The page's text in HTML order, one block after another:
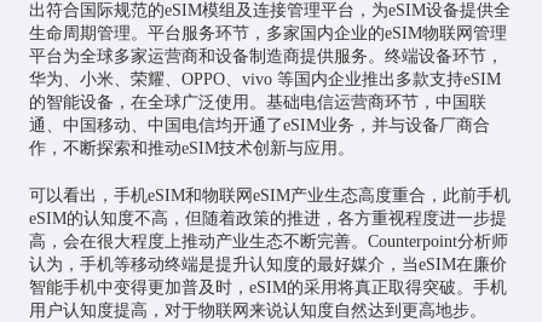
出符合国际规范的eSIM模组及连接管理平台，为eSIM设备提供全
生命周期管理。平台服务环节，多家国内企业的eSIM物联网管理
平台为全球多家运营商和设备制造商提供服务。终端设备环节，
华为、小米、荣耀、OPPO、vivo 等国内企业推出多款支持eSIM
的智能设备，在全球广泛使用。基础电信运营商环节，中国联
通、中国移动、中国电信均开通了eSIM业务，并与设备厂商合
作，不断探索和推动eSIM技术创新与应用。
可以看出，手机eSIM和物联网eSIM产业生态高度重合，此前手机
eSIM的认知度不高，但随着政策的推进，各方重视程度进一步提
高，会在很大程度上推动产业生态不断完善。Counterpoint分析师
认为，手机等移动终端是提升认知度的最好媒介，当eSIM在廉价
智能手机中变得更加普及时，eSIM的采用将真正取得突破。手机
用户认知度提高，对于物联网来说认知度自然达到更高地步。